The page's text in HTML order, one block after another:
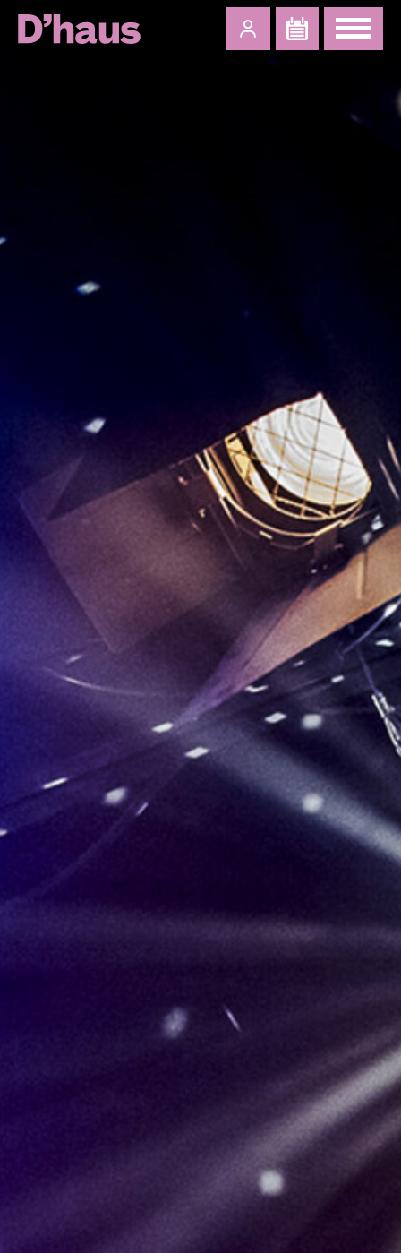
Zum Hauptinhalt springen Zum Footer springen